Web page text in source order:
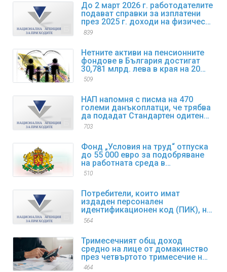
До 2 март 2026 г. работодателите
подават справки за изплатени
през 2025 г. доходи на физически
лица
839
Нетните активи на пенсионните
фондове в България достигат
30,781 млрд. лева в края на 2025
г.
509
НАП напомня с писма на 470
големи данъкоплатци, че трябва
да подадат Стандартен одитен
файл за данъчни цели SAF-T за
703
Фонд „Условия на труд“ отпуска
до 55 000 евро за подобряване
на работната среда в
предприятията
510
Потребители, които имат
издаден персонален
идентификационен код (ПИК), но
са забравили/изгубили същия,
564
Тримесечният общ доход
средно на лице от домакинство
през четвъртото тримесечие на
2025 г. нараства с 9,4% спрямо
464